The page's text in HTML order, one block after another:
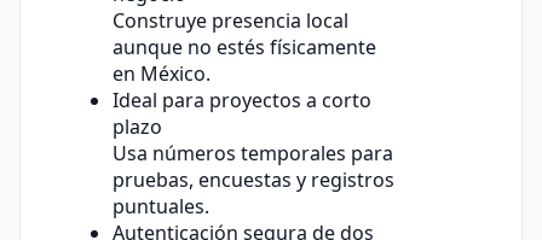
Construye presencia local
aunque no estés físicamente
en México.
Ideal para proyectos a corto
plazo
Usa números temporales para
pruebas, encuestas y registros
puntuales.
Autenticación segura de dos